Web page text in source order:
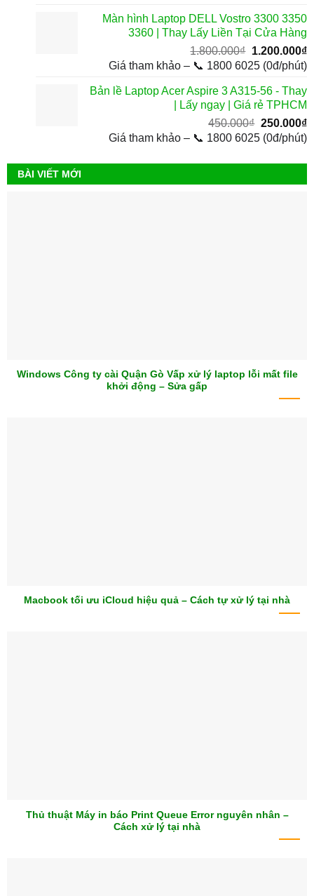
3.500.000₫.
Màn hình Laptop DELL Vostro 3300 3350
3360 | Thay Lấy Liền Tại Cửa Hàng
1.800.000₫ Giá
gốc
1.800.000₫.
1.200.000₫
Giá tham khảo – 📞 1800 6025 (0đ/phút)
Bản lề Laptop Acer Aspire 3 A315-56 - Thay
| Lấy ngay | Giá rẻ TPHCM
450.000₫ Giá
gốc
450.000₫.
250.000₫
Giá tham khảo – 📞 1800 6025 (0đ/phút)
BÀI VIẾT MỚI
Windows Công ty cài Quận Gò Vấp xử lý laptop lỗi mất file
khởi động – Sửa gấp
Macbook tối ưu iCloud hiệu quả – Cách tự xử lý tại nhà
Thủ thuật Máy in báo Print Queue Error nguyên nhân –
Cách xử lý tại nhà